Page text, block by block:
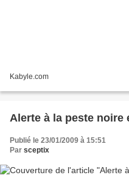
Kabyle.com
Alerte à la peste noire
Publié le 23/01/2009 à 15:51
Par sceptix